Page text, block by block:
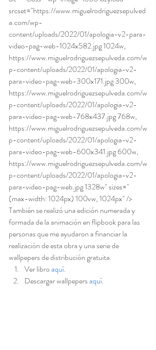
srcset="https://www.miguelrodriguezsepulved
a.com/wp-
content/uploads/2022/01/apologia-v2-para-
video-pag-web-1024x582.jpg 1024w,
https://www.miguelrodriguezsepulveda.com/w
p-content/uploads/2022/01/apologia-v2-
para-video-pag-web-300x171.jpg 300w,
https://www.miguelrodriguezsepulveda.com/w
p-content/uploads/2022/01/apologia-v2-
para-video-pag-web-768x437.jpg 768w,
https://www.miguelrodriguezsepulveda.com/w
p-content/uploads/2022/01/apologia-v2-
para-video-pag-web-600x341.jpg 600w,
https://www.miguelrodriguezsepulveda.com/w
p-content/uploads/2022/01/apologia-v2-
para-video-pag-web.jpg 1328w" sizes="
(max-width: 1024px) 100vw, 1024px" />
También se realizó una edición numerada y
formada de la animación en flipbook para las
personas que me ayudaron a financiar la
realización de esta obra y una serie de
wallpepers de distribución gratuita.
Ver libro aquí.
Descargar wallpepers aquí.